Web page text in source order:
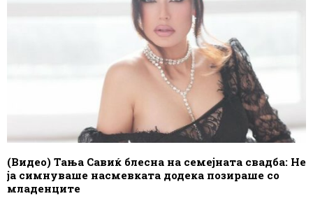
(Видео) Тања Савиќ блесна на семејната свадба: Не
ја симнуваше насмевката додека позираше со
младенците